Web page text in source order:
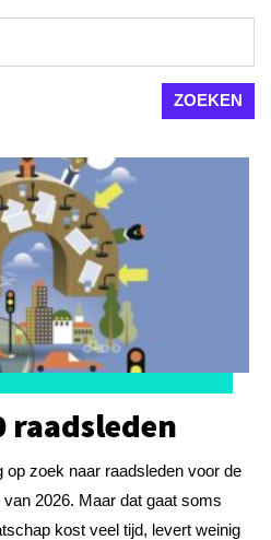
raadsleden
op zoek naar raadsleden voor de
2026. Maar dat gaat soms
kost veel tijd, levert weinig